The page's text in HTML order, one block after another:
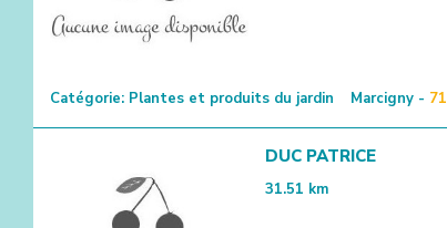
Catégorie: Plantes et produits du jardin Marcigny - 71
DUC PATRICE
31.51 km